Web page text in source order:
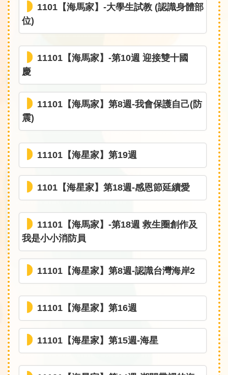
1101【海馬家】-大學生試教 (認識身體部
位)
11101【海馬家】-第10週 迎接雙十國
慶
11101【海馬家】第8週-我會保護自己(防
震)
11101【海星家】第19週
1101【海星家】第18週-感恩節延續愛
11101【海馬家】-第18週 救生圈創作及
我是小小消防員
11101【海星家】第8週-認識台灣海岸2
11101【海星家】第16週
11101【海星家】第15週-海星